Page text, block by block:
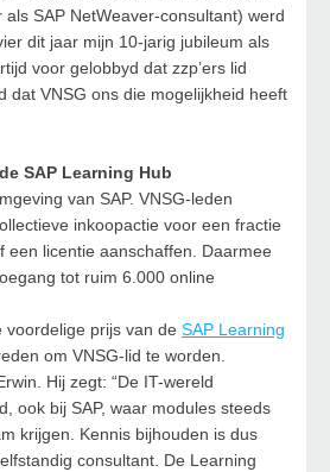
SAP NetWeaver-consultant) werd
dit jaar mijn 10-jarig jubileum als
voor gelobbyd dat zzp’ers lid
dat VNSG ons die mogelijkheid heeft
SAP Learning Hub
van SAP. VNSG-leden
inkoopactie voor een fractie
een licentie aanschaffen. Daarmee
tot ruim 6.000 online
voordelige prijs van de SAP Learning
om VNSG-lid te worden.
Hij zegt: “De IT-wereld
ook bij SAP, waar modules steeds
krijgen. Kennis bijhouden is dus
consultant. De Learning